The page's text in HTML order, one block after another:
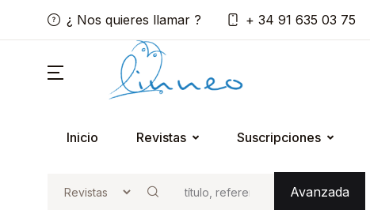
¿ Nos quieres llamar ? + 34 91 635 03 75
Inicio Revistas Suscripciones
Buscar
Avanzada